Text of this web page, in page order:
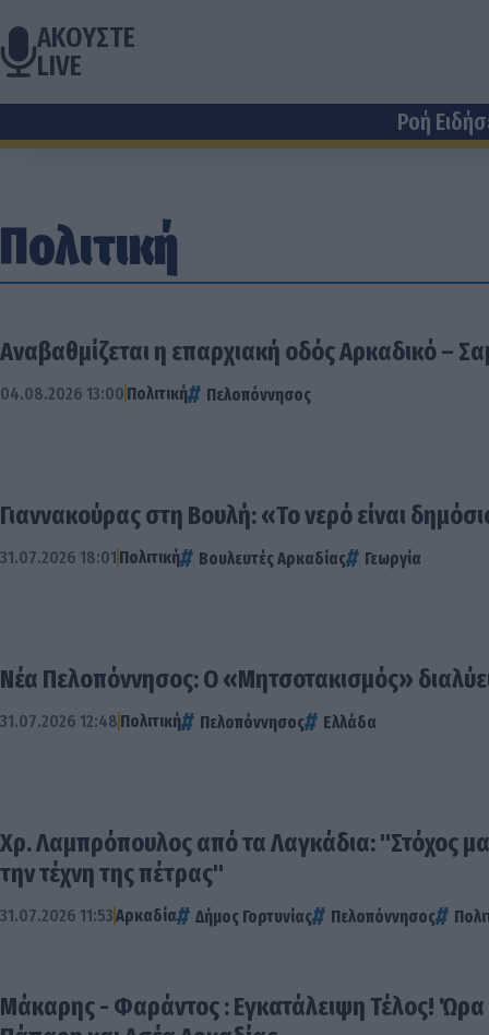
ΑΚΟΥΣΤΕ
LIVE
Ροή
Πολιτική
Αναβαθμίζεται η επαρχιακή οδός Αρκαδικό –
04.08.2026 13:00 Πολιτική Πελοπόννησος
Γιαννακούρας στη Βουλή: «Το νερό είναι
31.07.2026 18:01 Πολιτική Βουλευτές Αρκαδίας Γεωργία
Νέα Πελοπόννησος: Ο «Μητσοτακισμός»
31.07.2026 12:48 Πολιτική Πελοπόννησος Ελλάδα
Χρ. Λαμπρόπουλος από τα Λαγκάδια: "Στόχος
την τέχνη της πέτρας"
31.07.2026 11:53Αρκαδία Δήμος Γορτυνίας Πελοπόννησος
Μάκαρης - Φαράντος : Εγκατάλειψη Τέλος! Ώρα